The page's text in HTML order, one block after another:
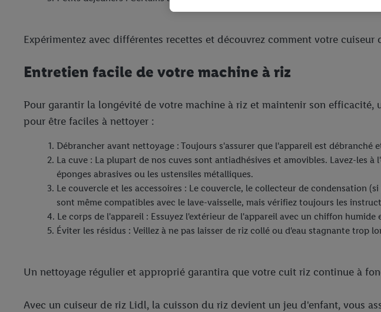
Expérimentez avec différentes recettes et découvrez comment votre
Entretien facile de votre machine à riz
Pour garantir la longévité de votre machine à riz et maintenir son
pour être faciles à nettoyer :
Débrancher avant nettoyage : Toujours s'assurer que l'appareil est débranché
La cuve : La plupart de nos cuves sont antiadhésives et amovibles. Lavez-les
éponges abrasives ou les ustensiles métalliques.
Le couvercle et les accessoires : Le couvercle, le collecteur de condensation
sont même compatibles avec le lave-vaisselle, mais vérifiez toujours les
Le corps de l'appareil : Essuyez l'extérieur de l'appareil avec un chiffon
Éviter les résidus : Veillez à ne pas laisser de riz collé ou d'eau stagnante
Un nettoyage régulier et approprié garantira que votre cuit riz continue à
Avec un cuiseur de riz Lidl, la cuisson du riz devient un jeu d'enfant, vous
plusieurs services de Lidl peuvent vous être attribués
Sous « Personnaliser », vous pouvez autoriser des
En cliquant sur « Refuser », vous pouvez autoriser
avec effet pour l’avenir dans notredéclaration relative à